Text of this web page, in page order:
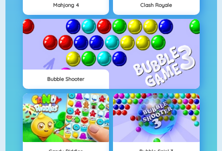
Mahjong 4 Clash Royale
Bubble Shooter